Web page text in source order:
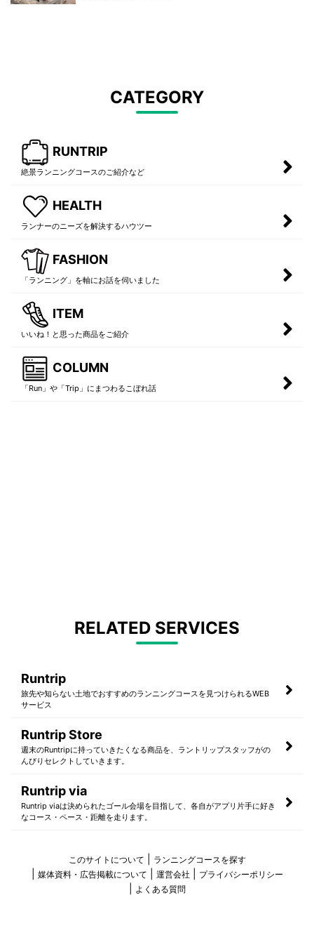
CATEGORY
RUNTRIP
絶景ランニングコースのご紹介など
HEALTH
ランナーのニーズを解決するハウツー
FASHION
「ランニング」を軸にお話を伺いました
ITEM
いいね！と思った商品をご紹介
COLUMN
「Run」や「Trip」にまつわるこぼれ話
RELATED SERVICES
Runtrip
旅先や知らない土地でおすすめのランニングコースを見つけられるWEB
サービス
Runtrip Store
週末のRuntripに持っていきたくなる商品を、ラントリップスタッフがの
んびりセレクトしていきます。
Runtrip via
Runtrip viaは決められたゴール会場を目指して、各自がアプリ片手に好き
なコース・ペース・距離を走ります。
このサイトについて
ランニングコースを探す
媒体資料・広告掲載について
運営会社
プライバシーポリシー
よくある質問